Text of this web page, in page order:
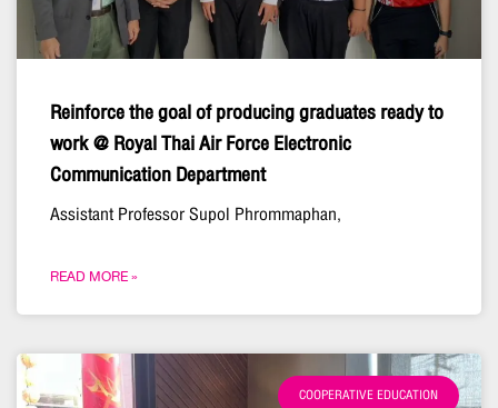
Reinforce the goal of producing graduates ready to
work @ Royal Thai Air Force Electronic
Communication Department
Assistant Professor Supol Phrommaphan,
READ MORE »
COOPERATIVE EDUCATION